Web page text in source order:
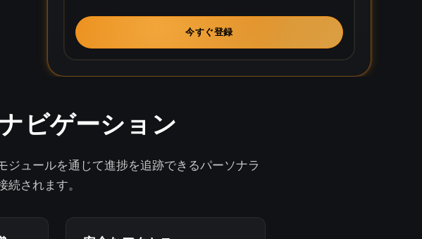
t
a
s
今すぐ登録
ビゲーション
ュールを通じて進捗を追跡できるパーソナラ
されます。